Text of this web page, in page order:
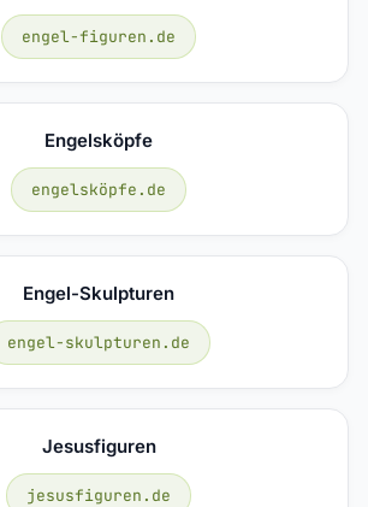
engel-figuren.de
Engelsköpfe
engelsköpfe.de
Engel-Skulpturen
engel-skulpturen.de
Jesusfiguren
jesusfiguren.de